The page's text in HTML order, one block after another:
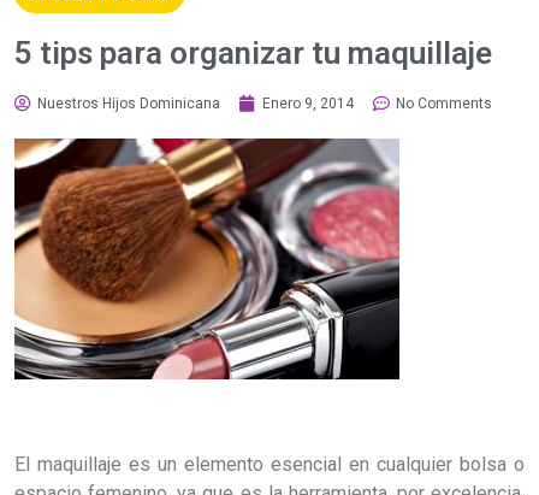
5 tips para organizar tu maquillaje
Nuestros Hijos Dominicana Enero 9, 2014 No Comments
El maquillaje es un elemento esencial en cualquier bolsa o